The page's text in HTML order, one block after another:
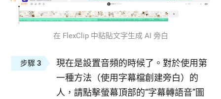
在 FlexClip 中粘貼文字生成 AI 旁白
步驟 3
現在是設置音頻的時候了。對於使用第
一種方法（使用字幕檔創建旁白）的
人，請點擊螢幕頂部的“字幕轉語音”圖